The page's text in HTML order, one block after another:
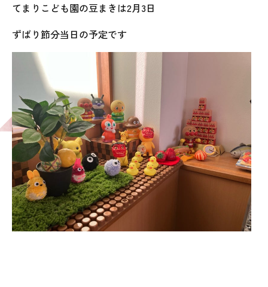
てまりこども園の豆まきは2月3日
ずばり節分当日の予定です